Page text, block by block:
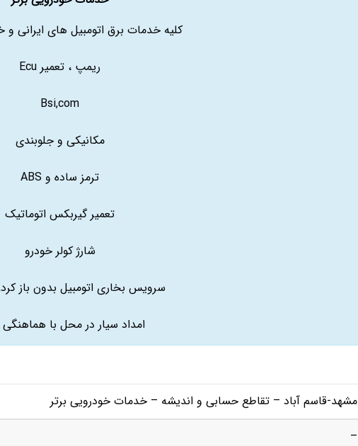
کلیه خدمات برق اتومبیل های ایرانی
ریمپ ، تعمیر Ecu
Bsi,com
مکانیکی و جلوبندی
ترمز ساده و ABS
تعمیر گیربکس اتوماتیک
شارژ کولر خودرو
سرویس بخاری اتومبیل بدون باز
امداد سیار در محل با هماهنگی
مشهد-قاسم آباد – تقاطع حسابی و اندیشه – خدمات خودرویی برتر
–